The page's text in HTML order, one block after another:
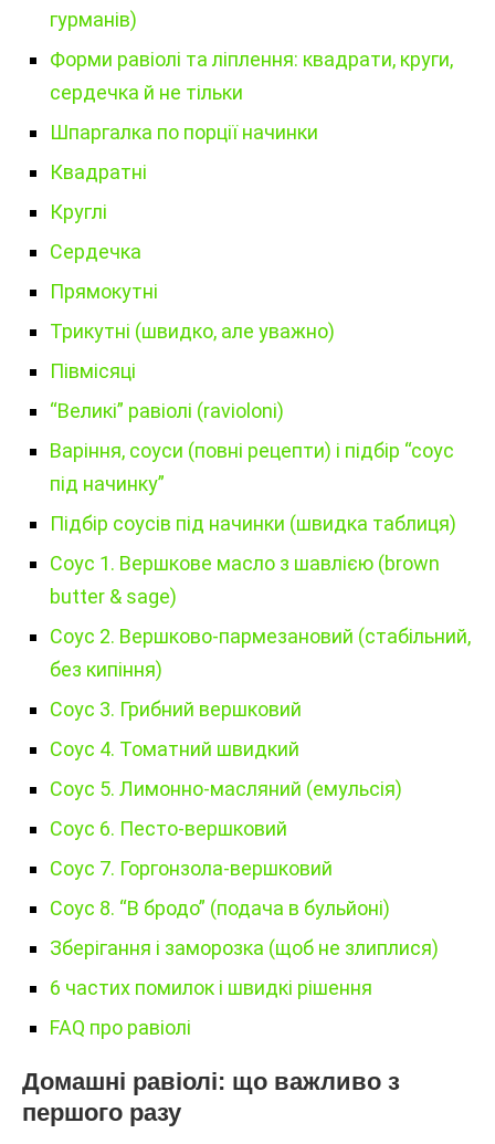
гурманів)
Форми равіолі та ліплення: квадрати, круги,
сердечка й не тільки
Шпаргалка по порції начинки
Квадратні
Круглі
Сердечка
Прямокутні
Трикутні (швидко, але уважно)
Півмісяці
“Великі” равіолі (ravioloni)
Варіння, соуси (повні рецепти) і підбір “соус
під начинку”
Підбір соусів під начинки (швидка таблиця)
Соус 1. Вершкове масло з шавлією (brown
butter & sage)
Соус 2. Вершково-пармезановий (стабільний,
без кипіння)
Соус 3. Грибний вершковий
Соус 4. Томатний швидкий
Соус 5. Лимонно-масляний (емульсія)
Соус 6. Песто-вершковий
Соус 7. Горгонзола-вершковий
Соус 8. “В бродо” (подача в бульйоні)
Зберігання і заморозка (щоб не злиплися)
6 частих помилок і швидкі рішення
FAQ про равіолі
Домашні равіолі: що важливо з
першого разу